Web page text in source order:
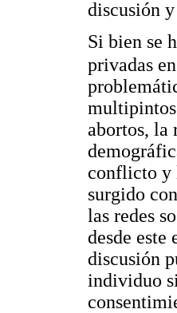
discusión
Si bien se
privadas
abortos, la
conflicto y
surgido
las redes
desde este
discusión
individuo